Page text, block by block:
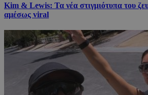
Kim & Lewis: Τα νέα στιγμιότυπα του
αμέσως viral